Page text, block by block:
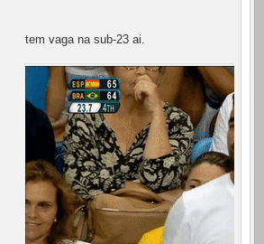
tem vaga na sub-23 ai.